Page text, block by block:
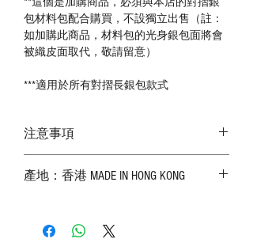
**這個是加購商品，必須與本店的對摺銀
包材料包配合購買，不設獨立出售（註：
如加購此商品，材料包的光身銀包面將會
被織皮面取代，敬請留意）
***適用於所有對摺長銀包款式
注意事項
實物為準；
－ 植鞣皮革容易受環境、使用程度等產生
產地：香港 MADE IN HONG KONG